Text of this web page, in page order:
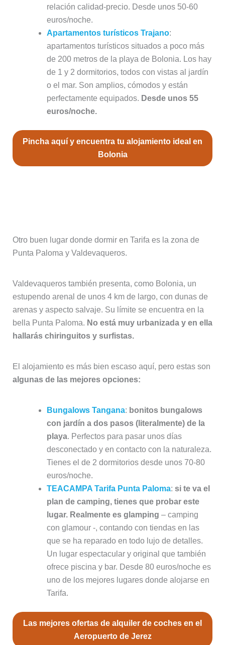
relación calidad-precio. Desde unos 50-60
euros/noche.
Apartamentos turísticos Trajano:
apartamentos turísticos situados a poco más
de 200 metros de la playa de Bolonia. Los hay
de 1 y 2 dormitorios, todos con vistas al jardín
o el mar. Son amplios, cómodos y están
perfectamente equipados. Desde unos 55
euros/noche.
Pincha aquí y encuentra tu alojamiento ideal en
Bolonia
Otro buen lugar donde dormir en Tarifa es la zona de
Punta Paloma y Valdevaqueros.
Valdevaqueros también presenta, como Bolonia, un
estupendo arenal de unos 4 km de largo, con dunas de
arenas y aspecto salvaje. Su límite se encuentra en la
bella Punta Paloma. No está muy urbanizada y en ella
hallarás chiringuitos y surfistas.
El alojamiento es más bien escaso aquí, pero estas son
algunas de las mejores opciones:
Bungalows Tangana: bonitos bungalows
con jardín a dos pasos (literalmente) de la
playa. Perfectos para pasar unos días
desconectado y en contacto con la naturaleza.
Tienes el de 2 dormitorios desde unos 70-80
euros/noche.
TEACAMPA Tarifa Punta Paloma: si te va el
plan de camping, tienes que probar este
lugar. Realmente es glamping – camping
con glamour -, contando con tiendas en las
que se ha reparado en todo lujo de detalles.
Un lugar espectacular y original que también
ofrece piscina y bar. Desde 80 euros/noche es
uno de los mejores lugares donde alojarse en
Tarifa.
Las mejores ofertas de alquiler de coches en el
Aeropuerto de Jerez